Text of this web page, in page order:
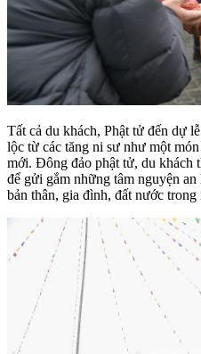
Tất cả du khách, Phật tử đến dự
lộc từ các tăng ni sư như một
mới. Đông đảo phật tử, du khách
để gửi gắm những tâm nguyện
bản thân, gia đình, đất nước trong